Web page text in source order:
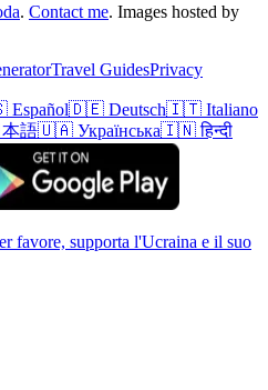
. Contact me. Images hosted by
Travel GuidesPrivacy
🇩🇪 Deutsch🇮🇹 Italiano
語🇺🇦 Українська🇮🇳 हिन्दी
favore, supporta l'Ucraina e il suo